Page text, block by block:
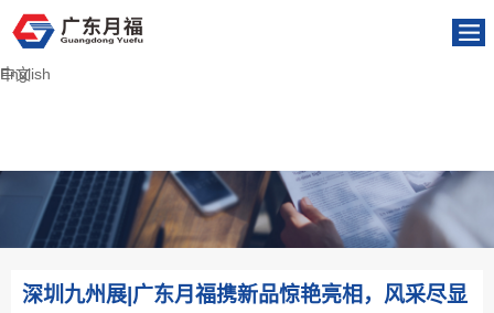
English
中文
深圳九州展|广东月福携新品惊艳亮相，风采尽显